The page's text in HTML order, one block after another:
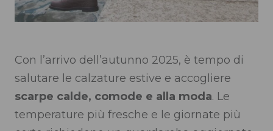
Con l’arrivo dell’autunno 2025, è tempo di
salutare le calzature estive e accogliere
scarpe calde, comode e alla moda. Le
temperature più fresche e le giornate più